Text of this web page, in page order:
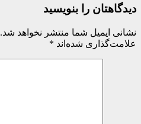
دیدگاهتان را بنویسید
نشانی ایمیل شما منتشر نخواهد شد.
علامت‌گذاری شده‌اند *